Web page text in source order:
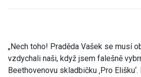
„Nech toho! Praděda Vašek se musí
vzdychali naši, když jsem falešně
Beethovenovu skladbičku ‚Pro